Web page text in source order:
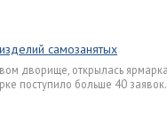
самозанятых
дворище, открылась
поступило больше 40